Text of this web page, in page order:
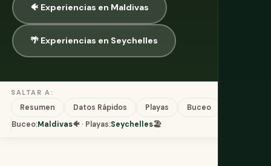
🐠 Experiencias en Maldivas
🌴 Experiencias en Seychelles
SALTAR A:
Resumen Datos Rápidos Playas Buceo
Buceo:Maldivas🐠 · Playas:Seychelles🏖️